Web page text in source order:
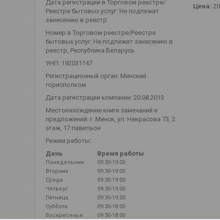
Цена: 20
Дата регистрации в Торговом реестре/
Реестре бытовых услуг: Не подлежит
занесению в реестр
Номер в Торговом реестре/Реестре
бытовых услуг: Не подлежит занесению в
реестр, Республика Беларусь
УНП: 192031147
Регистрационный орган: Минский
горисполком
Дата регистрации компании: 20.08.2013
Местонахождение книги замечаний и
предложений: г. Минск, ул. Некрасова 73, 2
этаж, 17 павильон
Режим работы:
День
Время работы
Понедельник
09:30-19:00
Вторник
09:30-19:00
Среда
09:30-19:00
Четверг
09:30-19:00
Пятница
09:30-19:00
Суббота
09:30-18:00
Воскресенье
09:30-18:00